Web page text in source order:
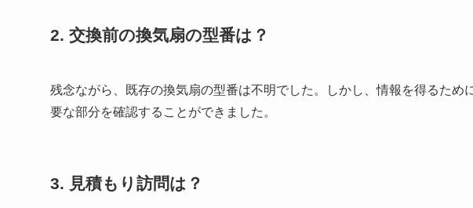
2. 交換前の換気扇の型番は？
残念ながら、既存の換気扇の型番は不明でした。しかし、情報を得るため
要な部分を確認することができました。
3. 見積もり訪問は？